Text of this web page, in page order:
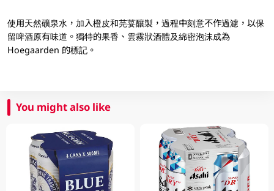
使用天然礦泉水，加入橙皮和芫荽釀製，過程中刻意不作過濾，以保
留啤酒原有味道。獨特的果香、雲霧狀酒體及綿密泡沫成為
Hoegaarden 的標記。
You might also like